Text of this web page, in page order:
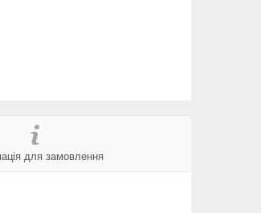
для замовлення